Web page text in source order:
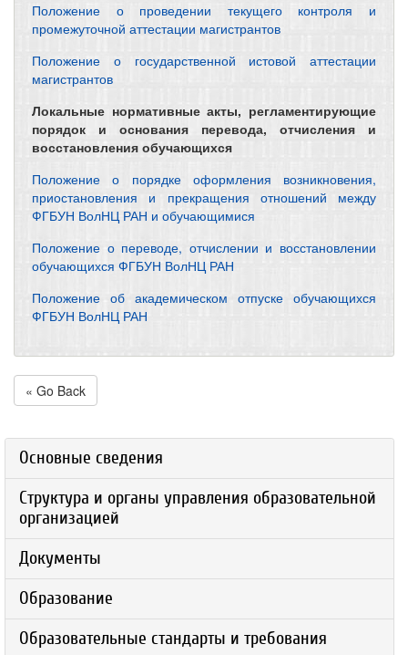
Положение о проведении текущего контроля и
промежуточной аттестации магистрантов
Положение о государственной истовой аттестации
магистрантов
Локальные нормативные акты, регламентирующие
порядок и основания перевода, отчисления и
восстановления обучающихся
Положение о порядке оформления возникновения,
приостановления и прекращения отношений между
ФГБУН ВолНЦ РАН и обучающимися
Положение о переводе, отчислении и восстановлении
обучающихся ФГБУН ВолНЦ РАН
Положение об академическом отпуске обучающихся
ФГБУН ВолНЦ РАН
« Go Back
Основные сведения
Структура и органы управления образовательной
организацией
Документы
Образование
Образовательные стандарты и требования